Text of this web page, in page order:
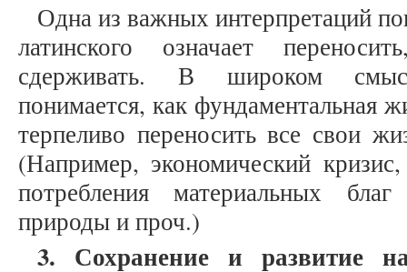
Одна из важных интерпретаций
латинского означает
сдерживать. В широком
понимается, как фундаментальная
терпеливо переносить все свои
(Например, экономический
потребления материальных
природы и проч.)
3. Сохранение и развитие